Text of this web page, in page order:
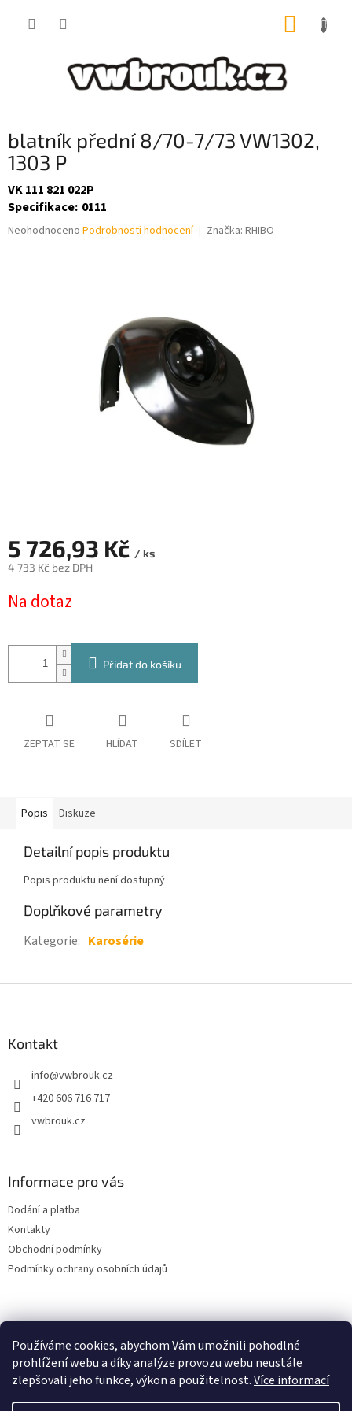
Používáme cookies, abychom Vám umožnili pohodlné
prohlížení webu a díky analýze provozu webu neustále
zlepšovali jeho funkce, výkon a použitelnost.Více informací
blatník přední 8/70-7/73 VW1302,
1303 P
VK 111 821 022P
Specifikace: 0111
Průměrné
Neohodnoceno Podrobnosti hodnocení Značka: RHIBO
5 726,93 Kč / ks
4 733 Kč bez DPH
cena:
Na dotaz
Přidat do košíku
ZEPTAT SE HLÍDAT SDÍLET
Popis Diskuze
Detailní popis produktu
Popis produktu není dostupný
Doplňkové parametry
Kategorie: Karosérie
Kontakt
info@vwbrouk.cz
+420 606 716 717
vwbrouk.cz
Informace pro vás
Dodání a platba
Kontakty
Obchodní podmínky
Podmínky ochrany osobních údajů